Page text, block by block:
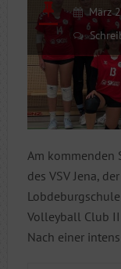
März
Am kommenden
des VSV Jena,
Volleyball Club
Nach einer